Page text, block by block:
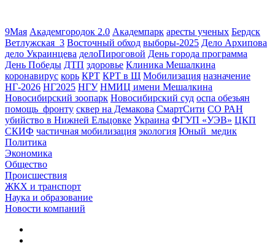
9Мая Академгородок 2.0 Академпарк аресты ученых Бердск
Ветлужская_3 Восточный обход выборы-2025 Дело Архипова
дело Украинцева делоПироговой День города программа
День Победы ДТП здоровье Клиника Мешалкина
коронавирус корь КРТ КРТ в Щ Мобилизация назначение
НГ-2026 НГ2025 НГУ НМИЦ имени Мешалкина
Новосибирский зоопарк Новосибирский суд оспа обезьян
помощь_фронту сквер на Демакова СмартСити СО РАН
убийство в Нижней Ельцовке Украина ФГУП «УЭВ» ЦКП
СКИФ частичная мобилизация экология Юный_медик
Политика
Экономика
Общество
Происшествия
ЖКХ и транспорт
Наука и образование
Новости компаний